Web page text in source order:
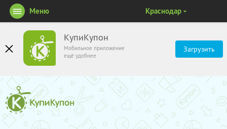
КупиКупон
Мобильное приложение
ещё удобнее
Загрузить
Меню Краснодар